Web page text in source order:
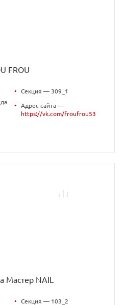
FROU
• Секция — 309_1
•
Адрес сайта —
https://vk.com/froufrou53
Мастер NAIL
• Секция — 103_2